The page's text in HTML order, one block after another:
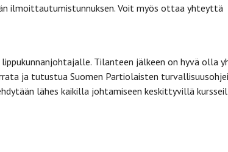
ilmoittautumistunnuksen. Voit myös ottaa yhteyttä
Tilanteen jälkeen on hyvä olla
ja tutustua Suomen Partiolaisten
lähes kaikilla johtamiseen keskittyvillä